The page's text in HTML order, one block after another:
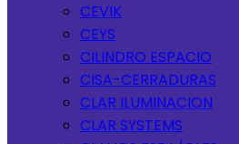
CEVIK
CEYS
CILINDRO ESPACIO
CISA-CERRADURAS
CLAR ILUMINACION
CLAR SYSTEMS